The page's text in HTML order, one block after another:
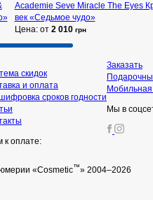
Academie Seve Miracle The Eyes
век «Седьмое чудо»
Цена: от 2 010 грн
скидок
и оплата
сроков годности
к оплате:
Заказать
Мобильная
Мы в
«Cosmetic™» 2004–2026